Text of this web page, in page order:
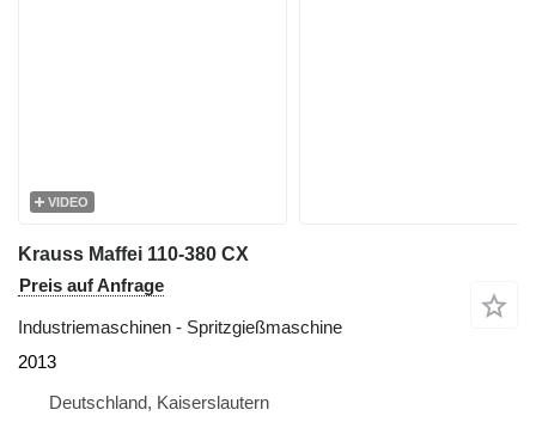
VIDEO
Krauss Maffei 110-380 CX
Preis auf Anfrage
Industriemaschinen - Spritzgießmaschine
2013
Deutschland, Kaiserslautern